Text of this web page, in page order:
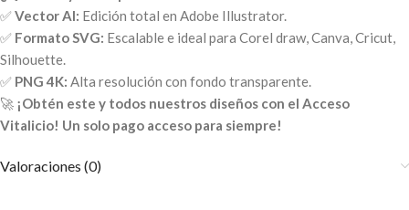
✅Vector AI: Edición total en Adobe Illustrator.
✅ Formato SVG: Escalable e ideal para Corel draw, Canva, Cricut,
Silhouette.
✅ PNG 4K: Alta resolución con fondo transparente.
🚀 ¡Obtén este y todos nuestros diseños con el Acceso
Vitalicio! Un solo pago acceso para siempre!
Valoraciones (0)